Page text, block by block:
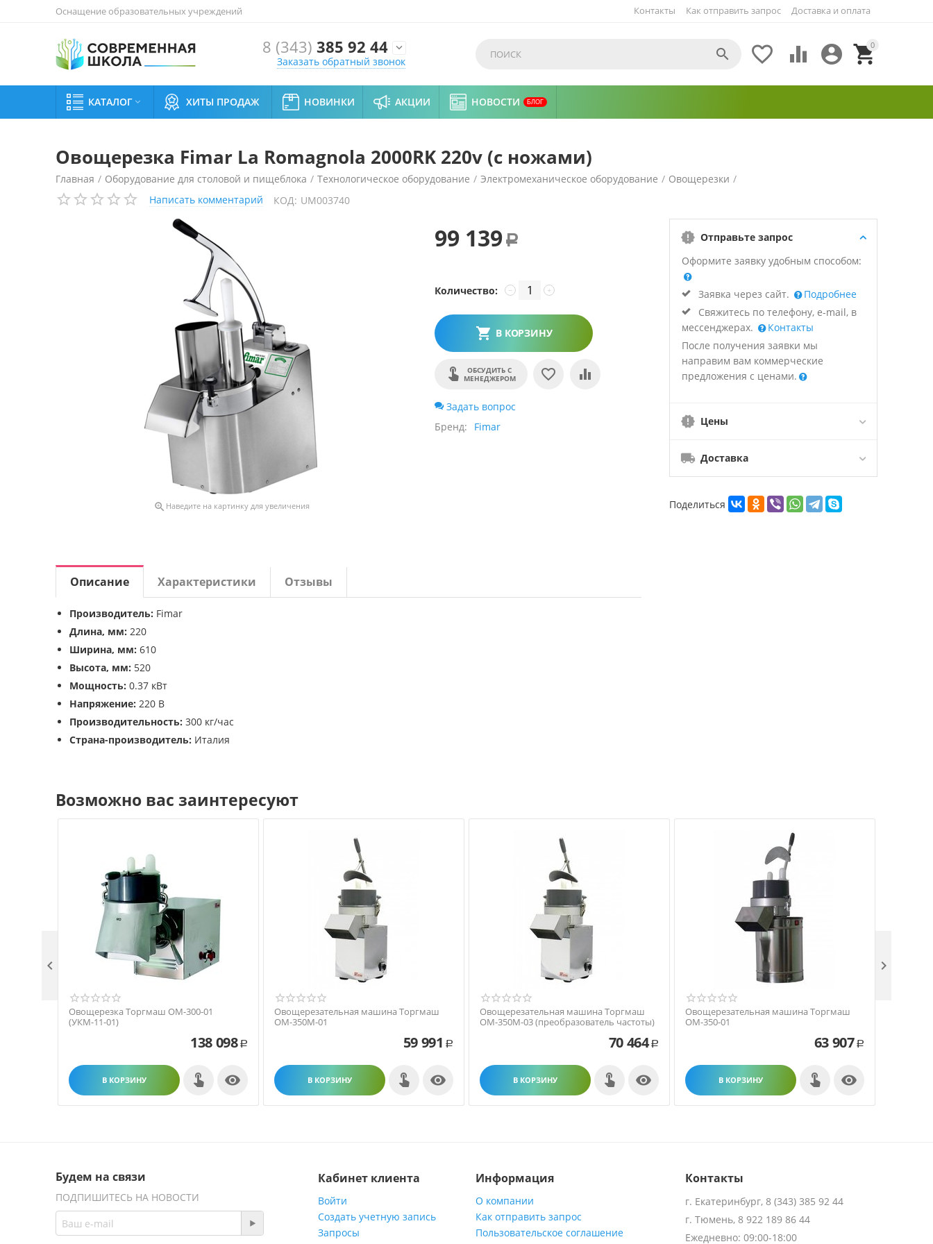
Оснащение образовательных учреждений Как отправить запрос Доставка и оплата
Контакты
8 (343) 385 92 44 
Заказать обратный звонок
0


 

КАТАЛОГ  ХИТЫ ПРОДАЖ НОВИНКИ АКЦИИ НОВОСТИ БЛОГ
Овощерезка Fimar La Romagnola 2000RK 220v (с ножами)
Главная / Оборудование для столовой и пищеблока / Технологическое оборудование / Электромеханическое оборудование / Овощерезки /
Овощерезка Fimar La Romagnola 2000RK 220v (с ножами)
Написать комментарий КОД: UM003740
 Наведите на картинку для увеличения
99 139 Р
Количество: +
−
В КОРЗИНУ
ОБСУДИТЬ С
МЕНЕДЖЕРОМ
Задать вопрос
Бренд
Fimar
Отправьте запрос
Оформите заявку удобным способом:
Заявка через сайт.
Подробнее
Свяжитесь по телефону, e-mail, в
мессенджерах.
Контакты
После получения заявки мы
направим вам коммерческие
предложения с ценами.
Цены
Доставка
Поделиться
Описание Характеристики Отзывы
Производитель: Fimar
Длина, мм: 220
Ширина, мм: 610
Высота, мм: 520
Мощность: 0.37 кВт
Напряжение: 220 В
Производительность: 300 кг/час
Страна-производитель: Италия
Возможно вас заинтересуют
Овощерезка Торгмаш ОМ-300-01
(УКМ-11-01)
138 098 Р
В КОРЗИНУ 
Овощерезательная машина Торгмаш
ОМ-350М-01
59 991 Р
В КОРЗИНУ 
Овощерезательная машина Торгмаш
ОМ-350М-03 (преобразователь частоты)
70 464 Р
В КОРЗИНУ 
Овощерезательная машина Торгмаш
ОМ-350-01
63 907 Р
В КОРЗИНУ 
 
Будем на связи
ПОДПИШИТЕСЬ НА НОВОСТИ
Кабинет клиента
Войти
Создать учетную запись
Запросы
Информация
О компании
Как отправить запрос
Пользовательское соглашение
Контакты
г. Екатеринбург, 8 (343) 385 92 44
г. Тюмень, 8 922 189 86 44
Ежедневно: 09:00-18:00